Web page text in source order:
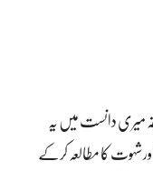
میری دانست میں یہ
شہوت کا مطالعہ کرکے